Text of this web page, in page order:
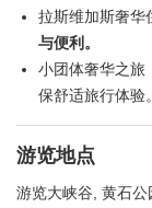
拉斯维加斯奢华
与便利。
小团体奢华之旅
保舒适旅行体验。
游览地点
游览大峡谷, 黄石